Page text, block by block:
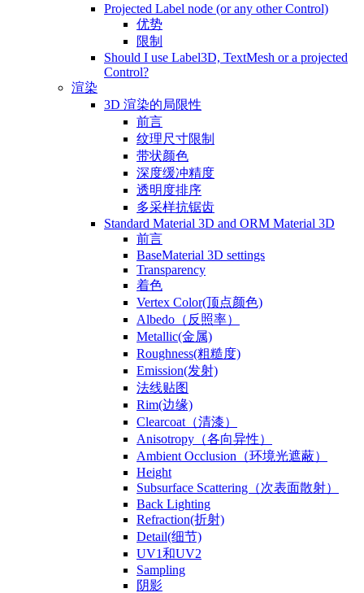
Projected Label node (or any other Control)
优势
限制
Should I use Label3D, TextMesh or a projected
Control?
渲染
3D 渲染的局限性
前言
纹理尺寸限制
带状颜色
深度缓冲精度
透明度排序
多采样抗锯齿
Standard Material 3D and ORM Material 3D
前言
BaseMaterial 3D settings
Transparency
着色
Vertex Color(顶点颜色)
Albedo（反照率）
Metallic(金属)
Roughness(粗糙度)
Emission(发射)
法线贴图
Rim(边缘)
Clearcoat（清漆）
Anisotropy（各向异性）
Ambient Occlusion（环境光遮蔽）
Height
Subsurface Scattering（次表面散射）
Back Lighting
Refraction(折射)
Detail(细节)
UV1和UV2
Sampling
阴影